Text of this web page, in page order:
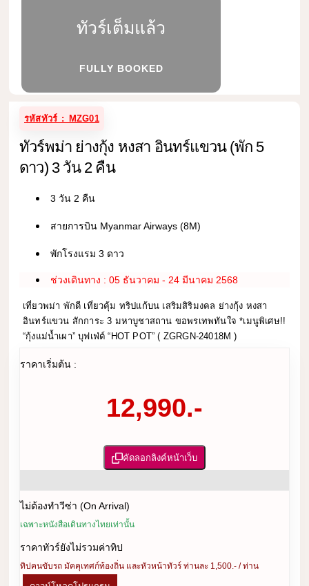
ทัวร์เต็มแล้ว
FULLY BOOKED
รหัสทัวร์ : MZG01
ทัวร์พม่า ย่างกุ้ง หงสา อินทร์แขวน (พัก 5
ดาว) 3 วัน 2 คืน
3 วัน 2 คืน
สายการบิน Myanmar Airways (8M)
พักโรงแรม 3 ดาว
ช่วงเดินทาง : 05 ธันวาคม - 24 มีนาคม 2568
เที่ยวพม่า พักดี เที่ยวคุ้ม ทริปแก้บน เสริมสิริมงคล ย่างกุ้ง หงสา
อินทร์แขวน สักการะ 3 มหาบูชาสถาน ขอพรเทพทันใจ *เมนูพิเศษ!!
“กุ้งแม่น้ำเผา” บุฟเฟ่ต์ “HOT POT” ( ZGRGN-24018M )
ราคาเริ่มต้น :
12,990.-
คัดลอกลิงค์หน้าเว็บ
ไม่ต้องทำวีซ่า (On Arrival)
เฉพาะหนังสือเดินทางไทยเท่านั้น
ราคาทัวร์ยังไม่รวมค่าทิป
ทิปคนขับรถ มัคคุเทศก์ท้องถิ่น และหัวหน้าทัวร์ ท่านละ 1,500.- / ท่าน